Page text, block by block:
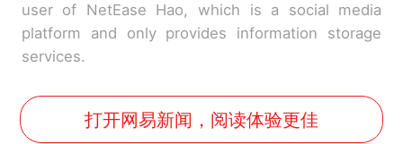
user of NetEase Hao, which is a social media
platform and only provides information storage
services.
打开网易新闻，阅读体验更佳